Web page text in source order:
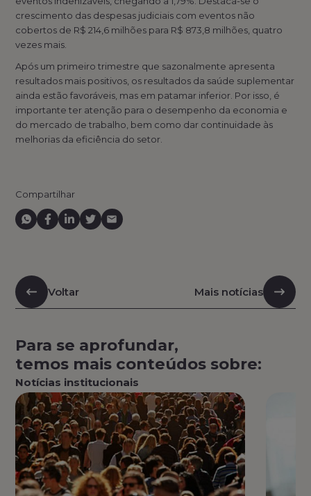
crescimento das despesas judiciais com eventos não
cobertos de R$ 214,6 milhões para R$ 873,8 milhões, quatro
vezes mais.
Após um primeiro trimestre que sazonalmente apresenta
resultados mais positivos, os resultados da saúde suplementar
ainda estão favoráveis, mas em patamar inferior. Por isso, é
importante ter atenção para o desempenho da economia e
do mercado de trabalho, bem como dar continuidade às
melhorias da eficiência do setor.
Compartilhar
Voltar Mais notícias
Para se aprofundar,
temos mais conteúdos sobre:
Notícias institucionais